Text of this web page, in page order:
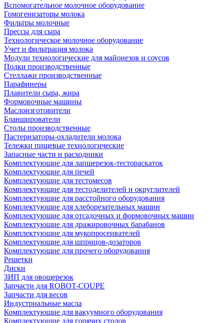
Вспомогательное молочное оборудование
Гомогенизаторы молока
Фильтры молочные
Прессы для сыра
Технологическое молочное оборудование
Учет и фильтрация молока
Модули технологические для майонезов и соусов
Полки производственные
Стеллажи производственные
Парафинеры
Плавители сыра, жира
Формовочные машины
Маслоизготовители
Бланширователи
Столы производственные
Пастеризаторы-охладители молока
Тележки пищевые технологические
Запасные части и расходники
Комплектующие для лапшерезок-тестораскаток
Комплектующие для печей
Комплектующие для тестомесов
Комплектующие для тестоделителей и округлителей
Комплектующие для расстойного оборудования
Комплектующие для хлеборезательных машин
Комплектующие для отсадочных и формовочных машин
Комплектующие для дражировочных барабанов
Комплектующие для мукопросеивателей
Комплектующие для шприцов-дозаторов
Комплектующие для прочего оборудования
Решетки
Диски
ЗИП для овощерезок
Запчасти для ROBOT-COUPE
Запчасти для весов
Индустриальные масла
Комплектующие для вакуумного оборудования
Комплектующие для горячих столов